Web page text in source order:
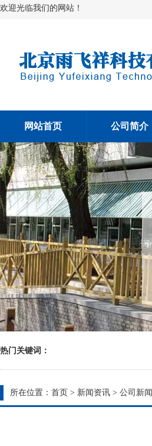
欢迎光临我们的网站！
网站首页 公司简介
热门关键词：
所在位置： 首页 > 新闻资讯 > 公司新闻